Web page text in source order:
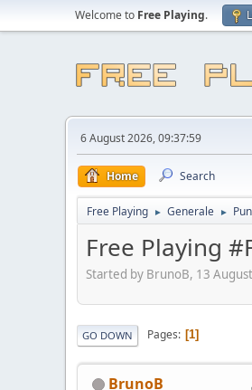
Welcome to Free Playing.
6 August 2026, 09:37:59
Home Search
Free Playing ► Generale ►
Free Playing
Started by BrunoB, 13
GO DOWN Pages 1
BrunoB